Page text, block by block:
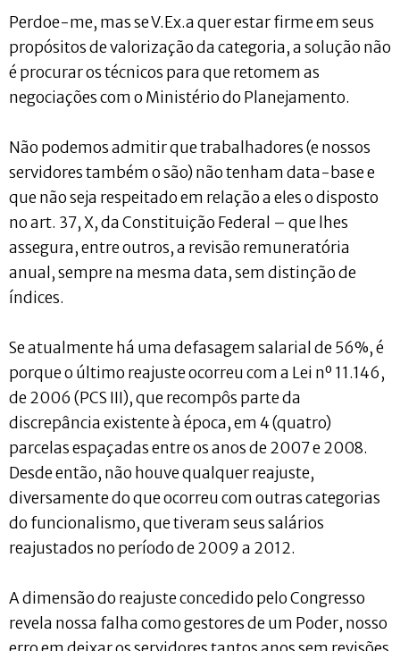
Perdoe-me, mas se V.Ex.a quer estar firme em seus
propósitos de valorização da categoria, a solução não
é procurar os técnicos para que retomem as
negociações com o Ministério do Planejamento.
Não podemos admitir que trabalhadores (e nossos
servidores também o são) não tenham data-base e
que não seja respeitado em relação a eles o disposto
no art. 37, X, da Constituição Federal – que lhes
assegura, entre outros, a revisão remuneratória
anual, sempre na mesma data, sem distinção de
índices.
Se atualmente há uma defasagem salarial de 56%, é
porque o último reajuste ocorreu com a Lei nº 11.146,
de 2006 (PCS III), que recompôs parte da
discrepância existente à época, em 4 (quatro)
parcelas espaçadas entre os anos de 2007 e 2008.
Desde então, não houve qualquer reajuste,
diversamente do que ocorreu com outras categorias
do funcionalismo, que tiveram seus salários
reajustados no período de 2009 a 2012.
A dimensão do reajuste concedido pelo Congresso
revela nossa falha como gestores de um Poder, nosso